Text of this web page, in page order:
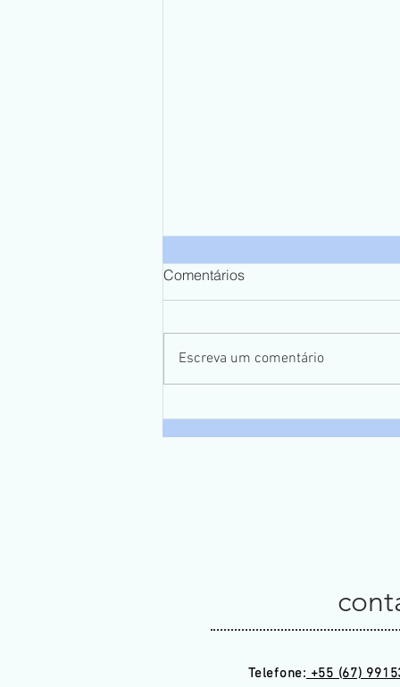
Comentários
Escreva um comentário
Telefone: +55 (67)